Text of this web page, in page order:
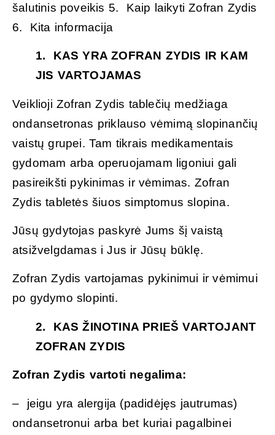
šalutinis poveikis 5. Kaip laikyti Zofran Zydis
6. Kita informacija
1. KAS YRA ZOFRAN ZYDIS IR KAM
JIS VARTOJAMAS
Veiklioji Zofran Zydis tablečių medžiaga
ondansetronas priklauso vėmimą slopinančių
vaistų grupei. Tam tikrais medikamentais
gydomam arba operuojamam ligoniui gali
pasireikšti pykinimas ir vėmimas. Zofran
Zydis tabletės šiuos simptomus slopina.
Jūsų gydytojas paskyrė Jums šį vaistą
atsižvelgdamas i Jus ir Jūsų būklę.
Zofran Zydis vartojamas pykinimui ir vėmimui
po gydymo slopinti.
2. KAS ŽINOTINA PRIEŠ VARTOJANT
ZOFRAN ZYDIS
Zofran Zydis vartoti negalima:
– jeigu yra alergija (padidėjęs jautrumas)
ondansetronui arba bet kuriai pagalbinei